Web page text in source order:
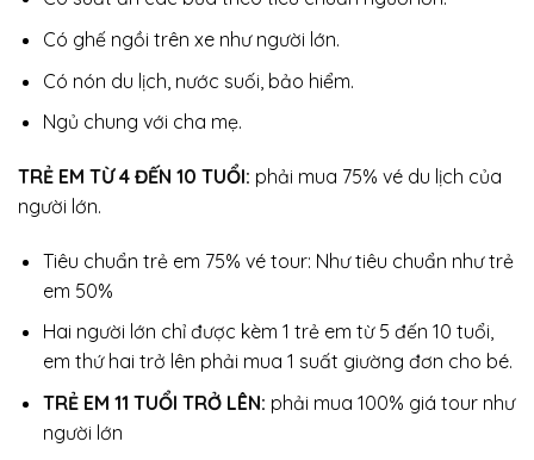
Có ghế ngồi trên xe như người lớn.
Có nón du lịch, nước suối, bảo hiểm.
Ngủ chung với cha mẹ.
TRẺ EM TỪ 4 ĐẾN 10 TUỔI: phải mua 75% vé du lịch của
người lớn.
Tiêu chuẩn trẻ em 75% vé tour: Như tiêu chuẩn như trẻ
em 50%
Hai người lớn chỉ được kèm 1 trẻ em từ 5 đến 10 tuổi,
em thứ hai trở lên phải mua 1 suất giường đơn cho bé.
TRẺ EM 11 TUỔI TRỞ LÊN: phải mua 100% giá tour như
người lớn